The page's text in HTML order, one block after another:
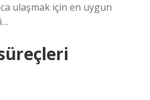
ulaşmak için en uygun